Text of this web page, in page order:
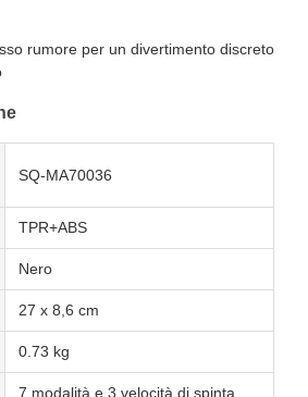
rumore per un divertimento discreto
SQ-MA70036
TPR+ABS
Nero
27 x 8,6 cm
0.73 kg
7 modalità e 3 velocità di spinta